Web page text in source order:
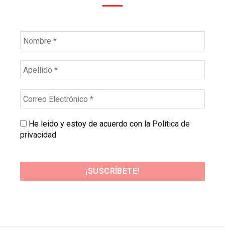
He leido y estoy de acuerdo con la Política de
privacidad